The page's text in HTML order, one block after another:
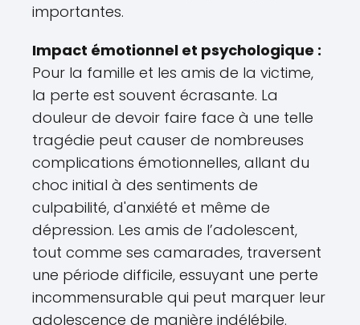
importantes.
Impact émotionnel et psychologique :
Pour la famille et les amis de la victime,
la perte est souvent écrasante. La
douleur de devoir faire face à une telle
tragédie peut causer de nombreuses
complications émotionnelles, allant du
choc initial à des sentiments de
culpabilité, d'anxiété et même de
dépression. Les amis de l’adolescent,
tout comme ses camarades, traversent
une période difficile, essuyant une perte
incommensurable qui peut marquer leur
adolescence de manière indélébile.